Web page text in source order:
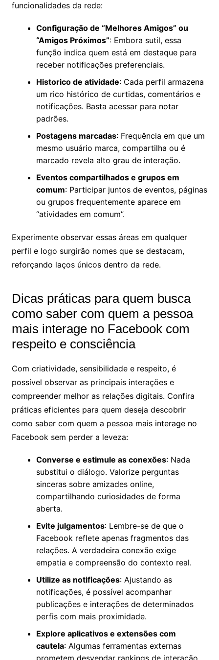
funcionalidades da rede:
Configuração de “Melhores Amigos” ou
“Amigos Próximos”: Embora sutil, essa
função indica quem está em destaque para
receber notificações preferenciais.
Historico de atividade: Cada perfil armazena
um rico histórico de curtidas, comentários e
notificações. Basta acessar para notar
padrões.
Postagens marcadas: Frequência em que um
mesmo usuário marca, compartilha ou é
marcado revela alto grau de interação.
Eventos compartilhados e grupos em
comum: Participar juntos de eventos, páginas
ou grupos frequentemente aparece em
“atividades em comum”.
Experimente observar essas áreas em qualquer
perfil e logo surgirão nomes que se destacam,
reforçando laços únicos dentro da rede.
Dicas práticas para quem busca
como saber com quem a pessoa
mais interage no Facebook com
respeito e consciência
Com criatividade, sensibilidade e respeito, é
possível observar as principais interações e
compreender melhor as relações digitais. Confira
práticas eficientes para quem deseja descobrir
como saber com quem a pessoa mais interage no
Facebook sem perder a leveza:
Converse e estimule as conexões: Nada
substitui o diálogo. Valorize perguntas
sinceras sobre amizades online,
compartilhando curiosidades de forma
aberta.
Evite julgamentos: Lembre-se de que o
Facebook reflete apenas fragmentos das
relações. A verdadeira conexão exige
empatia e compreensão do contexto real.
Utilize as notificações: Ajustando as
notificações, é possível acompanhar
publicações e interações de determinados
perfis com mais proximidade.
Explore aplicativos e extensões com
cautela: Algumas ferramentas externas